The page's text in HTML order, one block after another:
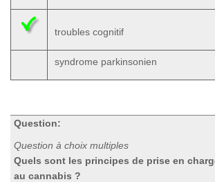
troubles cognitif
syndrome parkinsonien
Question:
Question à choix multiples
Quels sont les principes de prise en
au cannabis ?